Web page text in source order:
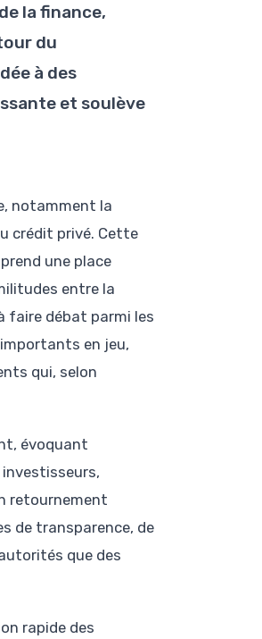
la finance,
du
à des
et soulève
notamment la
crédit privé. Cette
une place
entre la
faire débat parmi les
en jeu,
qui, selon
évoquant
retournement
de transparence, de
que des
rapide des